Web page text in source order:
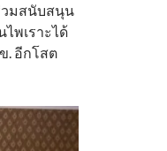
มสนับสนุน
พเราะได้
. อีกโสต